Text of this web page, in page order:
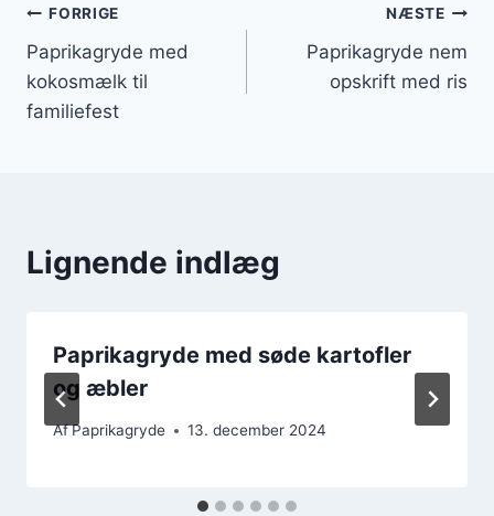
Indlægsnavigation
FORRIGE
Paprikagryde med
kokosmælk til
familiefest
NÆSTE
Paprikagryde nem
opskrift med ris
Lignende indlæg
Paprikagryde med søde kartofler
og æbler
AfPaprikagryde 13. december 2024